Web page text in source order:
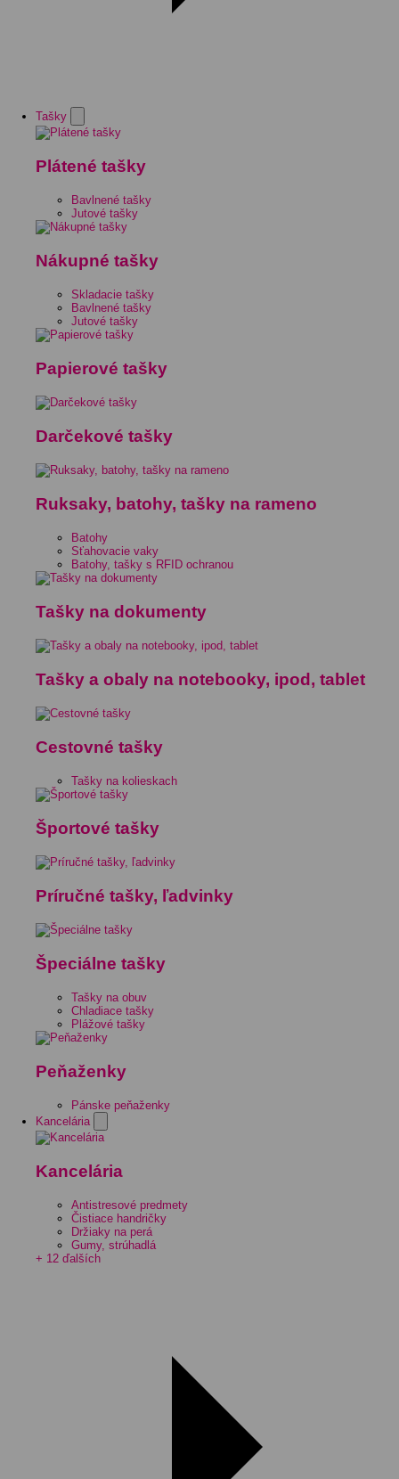
Tašky
Plátené tašky
Bavlnené tašky
Jutové tašky
Nákupné tašky
Skladacie tašky
Bavlnené tašky
Jutové tašky
Papierové tašky
Darčekové tašky
Ruksaky, batohy, tašky na rameno
Batohy
Sťahovacie vaky
Batohy, tašky s RFID ochranou
Tašky na dokumenty
Tašky a obaly na notebooky, ipod, tablet
Cestovné tašky
Tašky na kolieskach
Športové tašky
Príručné tašky, ľadvinky
Špeciálne tašky
Tašky na obuv
Chladiace tašky
Plážové tašky
Peňaženky
Pánske peňaženky
Kancelária
Kancelária
Antistresové predmety
Čistiace handričky
Držiaky na perá
Gumy, strúhadlá
+ 12 ďalších